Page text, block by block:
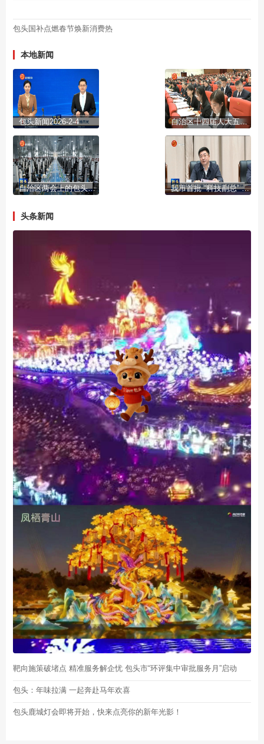
包头国补点燃春节焕新消费热
本地新闻
包头新闻2026-2-4 自治区十四届人大五次会议开幕
自治区两会上的包头声音 我市首批 “科技副总” “产业教授”进行成果展示
头条新闻
靶向施策破堵点 精准服务解企忧 包头市“环评集中审批服务月”启动
包头：年味拉满 一起奔赴马年欢喜
包头鹿城灯会即将开始，快来点亮你的新年光影！